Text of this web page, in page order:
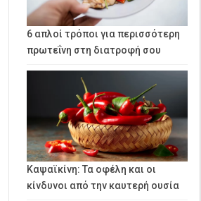
6 απλοί τρόποι για περισσότερη
πρωτεΐνη στη διατροφή σου
Καψαϊκίνη: Τα οφέλη και οι
κίνδυνοι από την καυτερή ουσία